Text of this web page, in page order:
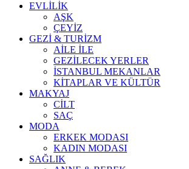
EVLİLİK
AŞK
ÇEYİZ
GEZİ & TURİZM
AİLE İLE
GEZİLECEK YERLER
İSTANBUL MEKANLAR
KİTAPLAR VE KÜLTÜR
MAKYAJ
CİLT
SAÇ
MODA
ERKEK MODASI
KADIN MODASI
SAĞLIK